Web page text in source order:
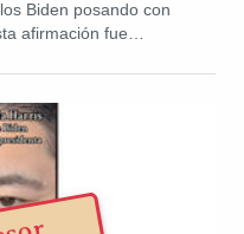
Biden posando con
afirmación fue…